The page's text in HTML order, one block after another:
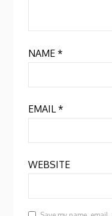
NAME*
EMAIL*
WEBSITE